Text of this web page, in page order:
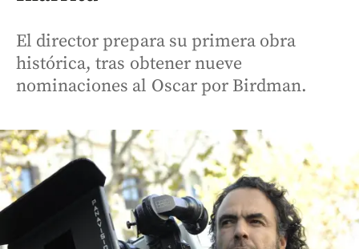
El director prepara su primera obra
histórica, tras obtener nueve
nominaciones al Oscar por Birdman.